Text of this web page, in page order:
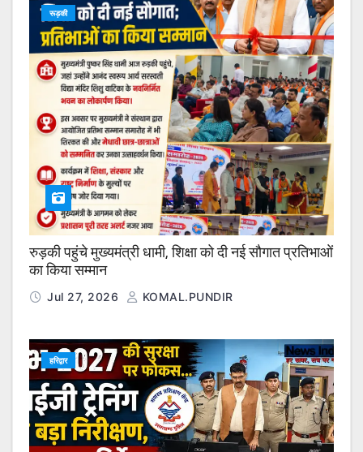
रूड़की
रुड़की पहुंचे मुख्यमंत्री धामी, शिक्षा को दी नई सौगात प्रतिभाओं
का किया सम्मान
Jul 27, 2026 KOMAL.PUNDIR
हरिद्वार